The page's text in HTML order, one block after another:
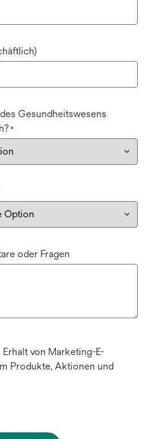
Gesundheitswesens
*
oder Fragen
von Marketing-E-
Produkte, Aktionen und